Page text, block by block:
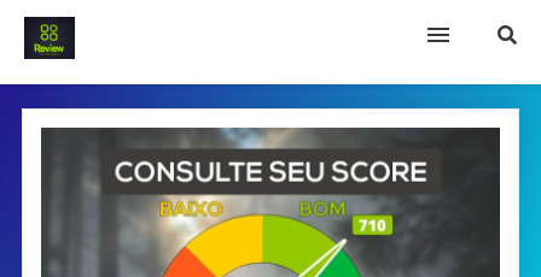
INICIO
Termo e Condições
Política Privacidade